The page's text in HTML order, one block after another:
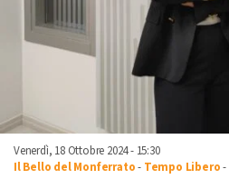
Venerdì, 18 Ottobre 2024 - 15:30
Il Bello del Monferrato- Tempo Libero-